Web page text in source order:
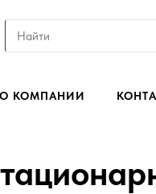
О КОМПАНИИ